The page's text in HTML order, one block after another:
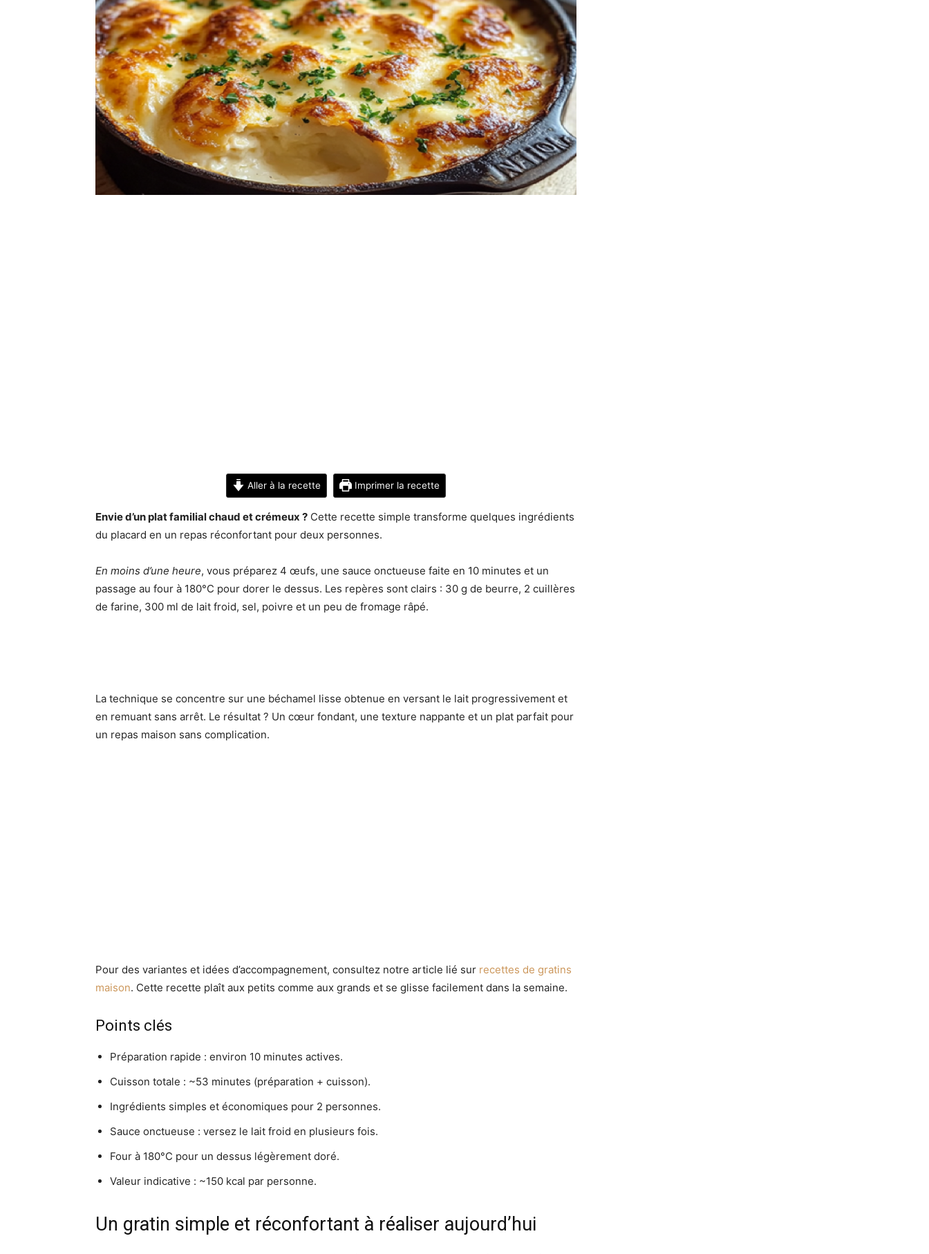
Aller à la recette Imprimer la recette
Envie d’un plat familial chaud et crémeux ? Cette recette simple transforme quelques ingrédients
du placard en un repas réconfortant pour deux personnes.
En moins d’une heure, vous préparez 4 œufs, une sauce onctueuse faite en 10 minutes et un
passage au four à 180°C pour dorer le dessus. Les repères sont clairs : 30 g de beurre, 2 cuillères
de farine, 300 ml de lait froid, sel, poivre et un peu de fromage râpé.
La technique se concentre sur une béchamel lisse obtenue en versant le lait progressivement et
en remuant sans arrêt. Le résultat ? Un cœur fondant, une texture nappante et un plat parfait pour
un repas maison sans complication.
Pour des variantes et idées d’accompagnement, consultez notre article lié sur recettes de gratins
maison. Cette recette plaît aux petits comme aux grands et se glisse facilement dans la semaine.
Points clés
Préparation rapide : environ 10 minutes actives.
Cuisson totale : ~53 minutes (préparation + cuisson).
Ingrédients simples et économiques pour 2 personnes.
Sauce onctueuse : versez le lait froid en plusieurs fois.
Four à 180°C pour un dessus légèrement doré.
Valeur indicative : ~150 kcal par personne.
Un gratin simple et réconfortant à réaliser aujourd’hui